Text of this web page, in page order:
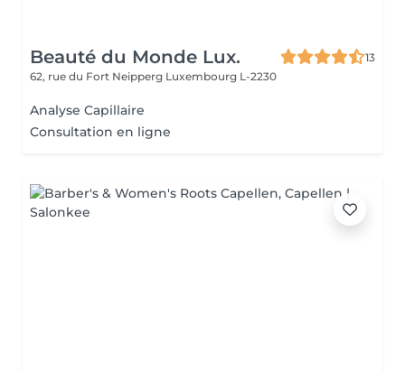
Beauté du Monde Lux.
13
62, rue du Fort Neipperg Luxembourg L-2230
Analyse Capillaire
Consultation en ligne